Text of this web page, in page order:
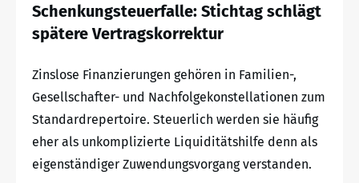
Schenkungsteuerfalle: Stichtag schlägt
spätere Vertragskorrektur
Zinslose Finanzierungen gehören in Familien-,
Gesellschafter- und Nachfolgekonstellationen zum
Standardrepertoire. Steuerlich werden sie häufig
eher als unkomplizierte Liquiditätshilfe denn als
eigenständiger Zuwendungsvorgang verstanden.